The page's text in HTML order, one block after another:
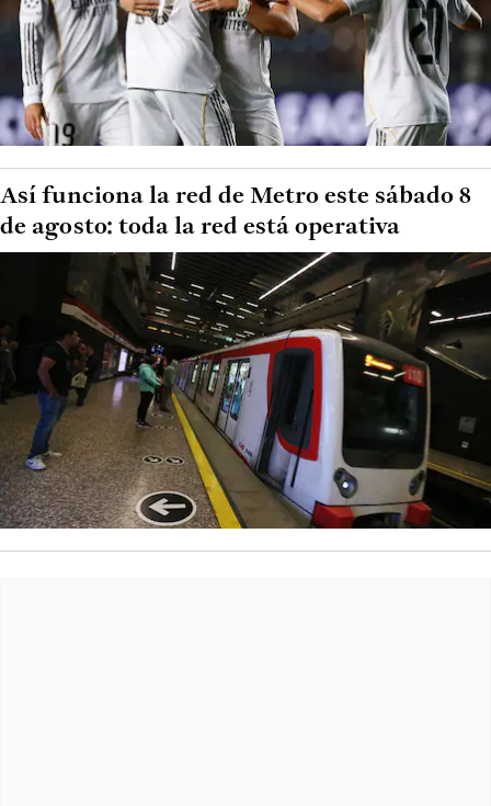
Así funciona la red de Metro este sábado 8
de agosto: toda la red está operativa